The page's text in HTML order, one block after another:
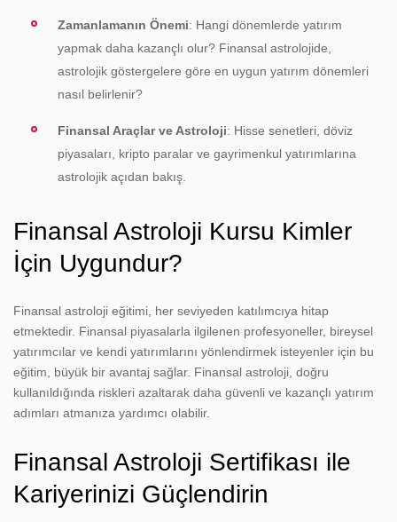
Zamanlamanın Önemi: Hangi dönemlerde yatırım
yapmak daha kazançlı olur? Finansal astrolojide,
astrolojik göstergelere göre en uygun yatırım dönemleri
nasıl belirlenir?
Finansal Araçlar ve Astroloji: Hisse senetleri, döviz
piyasaları, kripto paralar ve gayrimenkul yatırımlarına
astrolojik açıdan bakış.
Finansal Astroloji Kursu Kimler
İçin Uygundur?
Finansal astroloji eğitimi, her seviyeden katılımcıya hitap
etmektedir. Finansal piyasalarla ilgilenen profesyoneller, bireysel
yatırımcılar ve kendi yatırımlarını yönlendirmek isteyenler için bu
eğitim, büyük bir avantaj sağlar. Finansal astroloji, doğru
kullanıldığında riskleri azaltarak daha güvenli ve kazançlı yatırım
adımları atmanıza yardımcı olabilir.
Finansal Astroloji Sertifikası ile
Kariyerinizi Güçlendirin